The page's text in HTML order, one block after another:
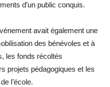
d’un public conquis.
avait également une
des bénévoles et à
les fonds récoltés
projets pédagogiques et les
l’école.